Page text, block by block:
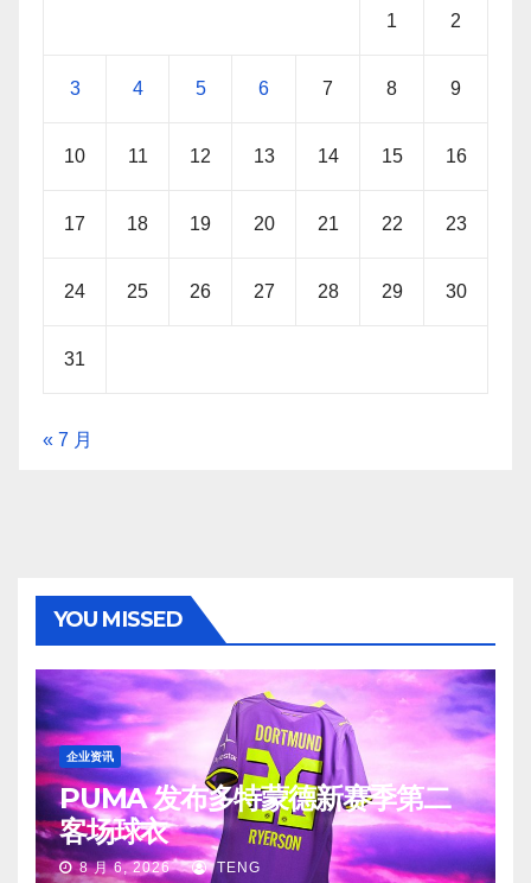
1 2
3 4 5 6 7 8 9
10 11 12 13 14 15 16
17 18 19 20 21 22 23
24 25 26 27 28 29 30
31
« 7 月
YOU MISSED
企业资讯
PUMA 发布多特蒙德新赛季第二
客场球衣
8 月 6, 2026 TENG